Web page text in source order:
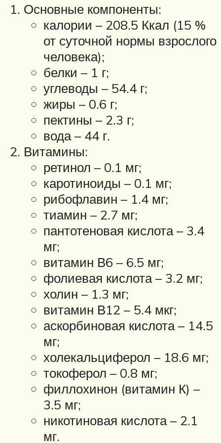
Основные компоненты:
калории – 208.5 Ккал (15 %
от суточной нормы взрослого
человека);
белки – 1 г;
углеводы – 54.4 г;
жиры – 0.6 г;
пектины – 2.3 г;
вода – 44 г.
Витамины:
ретинол – 0.1 мг;
каротиноиды – 0.1 мг;
рибофлавин – 1.4 мг;
тиамин – 2.7 мг;
пантотеновая кислота – 3.4
мг;
витамин В6 – 6.5 мг;
фолиевая кислота – 3.2 мг;
холин – 1.3 мг;
витамин В12 – 5.4 мкг;
аскорбиновая кислота – 14.5
мг;
холекальциферол – 18.6 мг;
токоферол – 0.8 мг;
филлохинон (витамин К) –
3.5 мг;
никотиновая кислота – 2.1
мг.